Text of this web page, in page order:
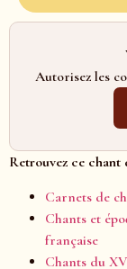
Autorisez les
Retrouvez ce chant
Carnets de
Chants et
française
Chants du